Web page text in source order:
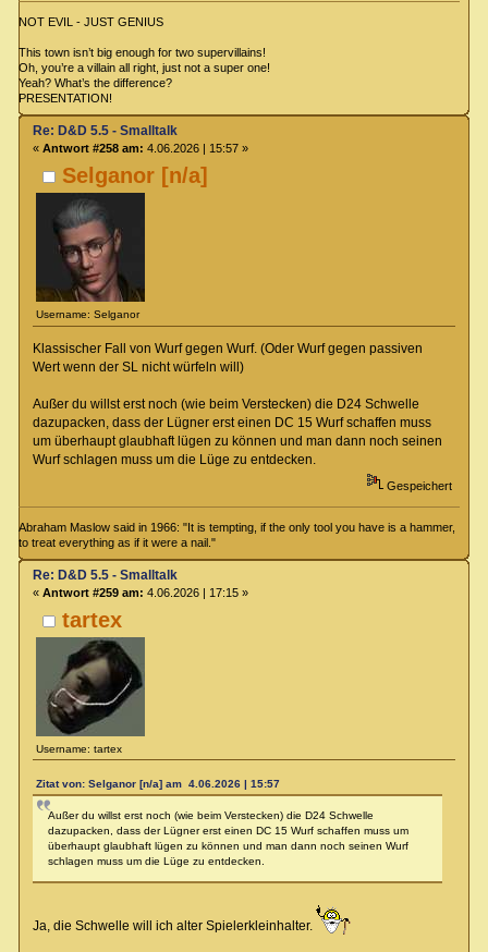
NOT EVIL - JUST GENIUS
This town isn’t big enough for two supervillains!
Oh, you’re a villain all right, just not a super one!
Yeah? What’s the difference?
PRESENTATION!
Selganor [n/a]
Username: Selganor
Re: D&D 5.5 - Smalltalk
« Antwort #258 am: 4.06.2026 | 15:57 »
Klassischer Fall von Wurf gegen Wurf. (Oder Wurf gegen passiven
Wert wenn der SL nicht würfeln will)
Außer du willst erst noch (wie beim Verstecken) die D24 Schwelle
dazupacken, dass der Lügner erst einen DC 15 Wurf schaffen muss
um überhaupt glaubhaft lügen zu können und man dann noch seinen
Wurf schlagen muss um die Lüge zu entdecken.
Gespeichert
Abraham Maslow said in 1966: "It is tempting, if the only tool you have is a hammer,
to treat everything as if it were a nail."
tartex
Username: tartex
Re: D&D 5.5 - Smalltalk
« Antwort #259 am: 4.06.2026 | 17:15 »
Zitat von: Selganor [n/a] am 4.06.2026 | 15:57
Außer du willst erst noch (wie beim Verstecken) die D24 Schwelle
dazupacken, dass der Lügner erst einen DC 15 Wurf schaffen muss um
überhaupt glaubhaft lügen zu können und man dann noch seinen Wurf
schlagen muss um die Lüge zu entdecken.
Ja, die Schwelle will ich alter Spielerkleinhalter.